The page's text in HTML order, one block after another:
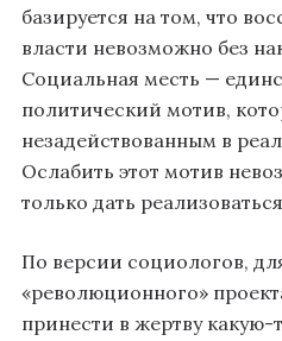
базируется на том, что
власти невозможно без
Социальная месть —
политический мотив,
незадействованным в
Ослабить этот мотив
только дать
По версии социологов,
«революционного»
принести в жертву какую-